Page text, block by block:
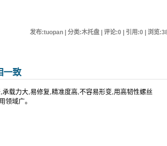
发布:tuopan | 分类:木托盘 | 评论:0 | 引用:0 | 浏览:
一致
载力大,易修复,精准度高,不容易形变,用高韧性螺丝
领域广。